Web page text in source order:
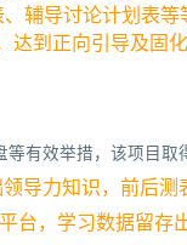
辅导讨论计划表
到正向引导及固化
有效举措，该项目取
导力知识，前后测
台，学习数据留存